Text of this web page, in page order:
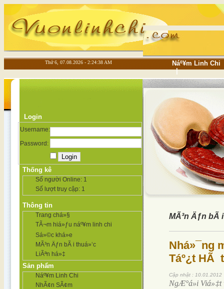
Thứ 6, 07.08.2026 - 2:24:39 AM
Náº¥m Linh Chi
|
Login
Username:
Password:
Thống kê
Số người Online: 1
Số lượt truy cập: 1
Thông tin
Trang chá»§
TÃ¬m hiá»ƒu náº¥m linh chi
Sá»©c khá»e
MÃ³n Äƒn bÃ i thuá»‘c
LiÃªn há»‡
Sản phẩm
Náº¥m Linh Chi
NhÃ¢n SÃ¢m
MÃ³n Äƒn bÃ
Nhá»¯ng
Táº¿t HÃ
Cập nhật : 10.01.2012
NgÆ°á»i